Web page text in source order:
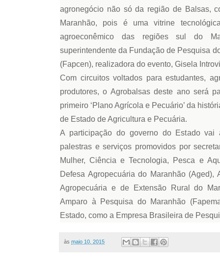
agronegócio não só da região de Balsas,
Maranhão, pois é uma vitrine
agroeconêmico das regiões sul do
superintendente da Fundação de Pesquisa
(Fapcen), realizadora do evento, Gisela
Com circuitos voltados para estudantes,
produtores, o Agrobalsas deste ano será
primeiro ‘Plano Agrícola e Pecuário’ da
de Estado de Agricultura e Pecuária.
A participação do governo do Estado vai
palestras e serviços promovidos por
Mulher, Ciência e Tecnologia, Pesca e
Defesa Agropecuária do Maranhão (Aged),
Agropecuária e de Extensão Rural do
Amparo à Pesquisa do Maranhão
Estado, como a Empresa Brasileira de
às maio 10, 2015